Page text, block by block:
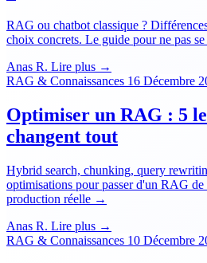
RAG ou chatbot classique ?
choix concrets. Le guide pour ne pas
Anas R. Lire plus →
RAG & Connaissances 16 Décembre
Optimiser un RAG : 5
changent tout
Hybrid search, chunking, query
optimisations pour passer d'un RAG de
production réelle →
Anas R. Lire plus →
RAG & Connaissances 10 Décembre